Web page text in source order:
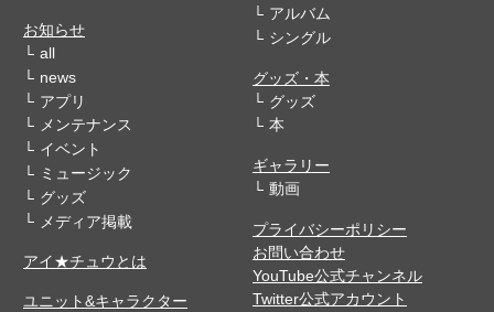
お知らせ
all
news
アプリ
メンテナンス
イベント
ミュージック
グッズ
メディア掲載
アイ★チュウとは
ユニット&キャラクター
アルバム
シングル
グッズ・本
グッズ
本
ギャラリー
動画
プライバシーポリシー
お問い合わせ
YouTube公式チャンネル
Twitter公式アカウント